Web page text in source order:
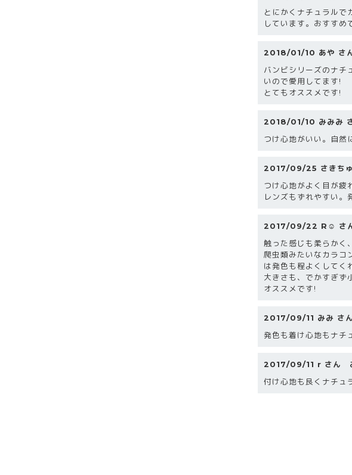
とにかくナチュラルで
しています。おすすめ
2018/01/10 あや さ
バンビシリーズのナチ
いので愛用してます!
とてもオススメです!
2018/01/10 みみみ
つけ心地がいい。自然
2017/09/25 さきちゅ
つけ心地がよく目が疲
レンズもずれやすい。
2017/09/22 R☺︎ さん
触った感じも柔らかく
爬虫類みたいなカラコ
は発色も程よくしてく
大きさも、でかすぎ
オススメです!
2017/09/11 みみ さ
発色も着け心地もナチ
2017/09/11 r さん お
付け心地も良くナチュ